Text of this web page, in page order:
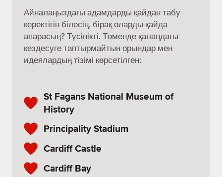
Айналаңыздағы адамдарды қайдан табу
керектігін білесің, бірақ оларды қайда
апарасың? Түсінікті. Төменде қалаңдағы
кездесуге таптырмайтын орындар мен
идеялардың тізімі көрсетілген:
St Fagans National Museum of
History
Principality Stadium
Cardiff Castle
Cardiff Bay